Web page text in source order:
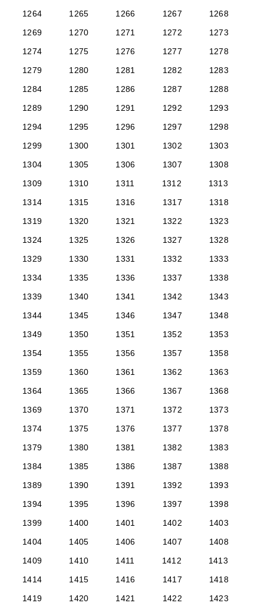
1264
1265 1266 1267
1268
1269
1270 1271 1272
1273
1274
1275 1276 1277
1278
1279
1280 1281 1282
1283
1284
1285 1286 1287
1288
1289
1290 1291 1292
1293
1294
1295 1296 1297
1298
1299
1300 1301 1302
1303
1304
1305 1306 1307
1308
1309
1310 1311 1312
1313
1314
1315 1316 1317
1318
1319
1320 1321 1322
1323
1324
1325 1326 1327
1328
1329
1330 1331 1332
1333
1334
1335 1336 1337
1338
1339
1340 1341 1342
1343
1344
1345 1346 1347
1348
1349
1350 1351 1352
1353
1354
1355 1356 1357
1358
1359
1360 1361 1362
1363
1364
1365 1366 1367
1368
1369
1370 1371 1372
1373
1374
1375 1376 1377
1378
1379
1380 1381 1382
1383
1384
1385 1386 1387
1388
1389
1390 1391 1392
1393
1394
1395 1396 1397
1398
1399
1400 1401 1402
1403
1404
1405 1406 1407
1408
1409
1410 1411 1412
1413
1414
1415 1416 1417
1418
1419
1420 1421 1422 1423